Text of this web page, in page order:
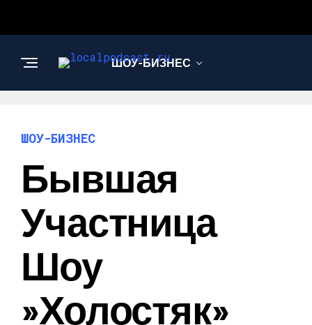
ШОУ-БИЗНЕС
ШОУ-БИЗНЕС
Бывшая
Участница
Шоу
»Холостяк»